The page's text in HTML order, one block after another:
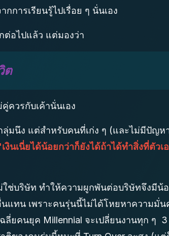
การเรียนรู้ไปเรื่อย ๆ นั่นเอง
ต่อไปแล้ว แต่มองว่า
ต
ควรกับเค้านั่นเอง
มนึง แต่สำหรับคนที่เก่ง ๆ (และไม่มีปัญหา
งินเนี่ยได้น้อยกว่าก็ยังได้ถ้าได้ทำสิ่งที่ตัว
ช่บริษัท ทำให้ความผูกพันต่อบริษัทจึงมีน้
แทน เพราะคนรุ่นนี้ไม่ได้โหยหาความมั่น
ลี่ยคนยุค Millennial จะเปลี่ยนงานทุก ๆ